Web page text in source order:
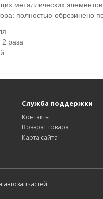
металлических элементов.
полностью обрезинено
раза
Служба поддержки
Контакты
Возврат товара
Карта сайта